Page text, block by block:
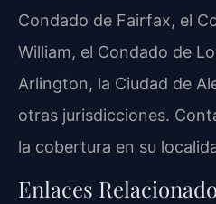
Condado de Fairfax, el
William, el Condado de
Arlington, la Ciudad de
otras jurisdicciones.
la cobertura en su
Enlaces